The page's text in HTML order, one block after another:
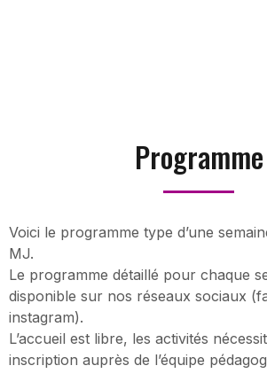
Programme
Voici le programme type d’une
MJ.
Le programme détaillé pour chaque
disponible sur nos réseaux sociaux
instagram).
L’accueil est libre, les activités
inscription auprès de l’équipe